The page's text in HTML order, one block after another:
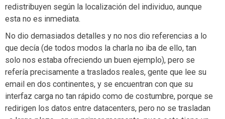
redistribuyen según la localización del individuo, aunque
esta no es inmediata.
No dio demasiados detalles y no nos dio referencias a lo
que decía (de todos modos la charla no iba de ello, tan
solo nos estaba ofreciendo un buen ejemplo), pero se
refería precisamente a traslados reales, gente que lee su
email en dos continentes, y se encuentran con que su
interfaz carga no tan rápido como de costumbre, porque se
redirigen los datos entre datacenters, pero no se trasladan